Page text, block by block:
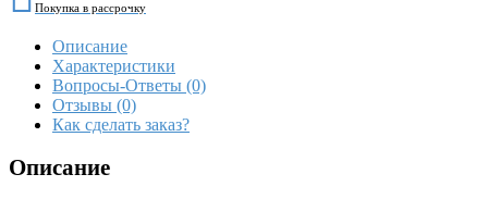
Покупка в рассрочку
Описание
Характеристики
Вопросы-Ответы (0)
Отзывы (0)
Как сделать заказ?
Описание